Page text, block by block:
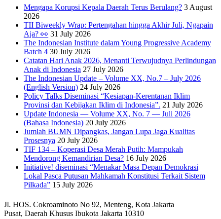
Mengapa Korupsi Kepala Daerah Terus Berulang? 3 August
2026
TII Biweekly Wrap: Pertengahan hingga Akhir Juli, Ngapain
Aja? 👀 31 July 2026
The Indonesian Institute dalam Young Progressive Academy
Batch 4 30 July 2026
Catatan Hari Anak 2026, Menanti Terwujudnya Perlindungan
Anak di Indonesia 27 July 2026
The Indonesian Update – Volume XX, No.7 – July 2026
(English Version) 24 July 2026
Policy Talks Diseminasi “Kesiapan-Kerentanan Iklim
Provinsi dan Kebijakan Iklim di Indonesia”. 21 July 2026
Update Indonesia — Volume XX, No. 7 — Juli 2026
(Bahasa Indonesia) 20 July 2026
Jumlah BUMN Dipangkas, Jangan Lupa Jaga Kualitas
Prosesnya 20 July 2026
TIF 134 – Koperasi Desa Merah Putih: Mampukah
Mendorong Kemandirian Desa? 16 July 2026
Initiative! diseminasi “Menakar Masa Depan Demokrasi
Lokal Pasca Putusan Mahkamah Konstitusi Terkait Sistem
Pilkada” 15 July 2026
Jl. HOS. Cokroaminoto No 92, Menteng, Kota Jakarta
Pusat, Daerah Khusus Ibukota Jakarta 10310